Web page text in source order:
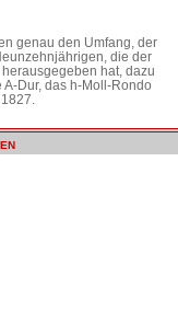
genau den Umfang, der
die der
hat, dazu
A-Dur, das h-Moll-Rondo